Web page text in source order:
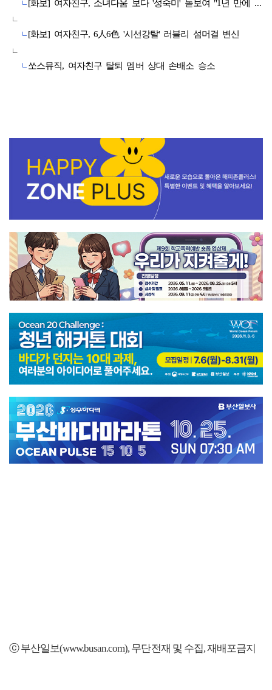
[화보] 여자친구, 소녀다움 보다 '성숙미' 돋보여 "1년 만에 화보 촬영...다사다난했다"
[화보] 여자친구, 6人6色 '시선강탈' 러블리 섬머걸 변신
쏘스뮤직, 여자친구 탈퇴 멤버 상대 손배소 승소
ⓒ 부산일보(www.busan.com), 무단전재 및 수집, 재배포금지